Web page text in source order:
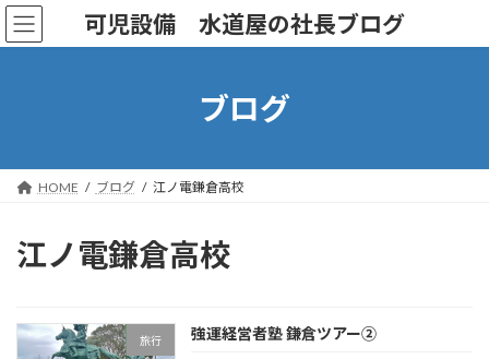
コ
ン
ナ
ビ
可児設備 水道屋の社長ブログ
ブログ
HOME ブログ 江ノ電鎌倉⾼校
江ノ電鎌倉⾼校
旅行 強運経営者塾 鎌倉ツアー②